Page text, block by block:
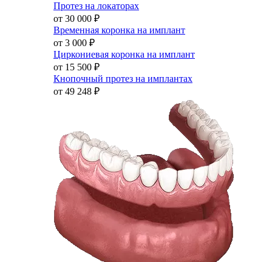
Протез на локаторах
от 30 000 ₽
Временная коронка на имплант
от 3 000 ₽
Циркониевая коронка на имплант
от 15 500 ₽
Кнопочный протез на имплантах
от 49 248 ₽